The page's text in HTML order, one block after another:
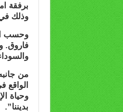
برفقة
وذلك
وحسب
فاروق.
من
الواقع
وحياة
بديننا”.